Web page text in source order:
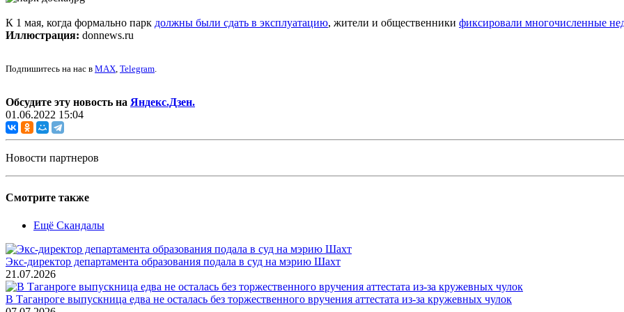
К 1 мая, когда формально парк должны были сдать в эксплуатацию, жители и общественники фиксировали многочисленные
Иллюстрация: donnews.ru
Подпишитесь на нас в MAX, Telegram.
Обсудите эту новость на Яндекс.Дзен.
01.06.2022 15:04
Новости партнеров
Смотрите также
Ещё Скандалы
Экс-директор департамента образования подала в суд на мэрию Шахт
21.07.2026
В Таганроге выпускница едва не осталась без торжественного вручения аттестата из-за кружевных чулок